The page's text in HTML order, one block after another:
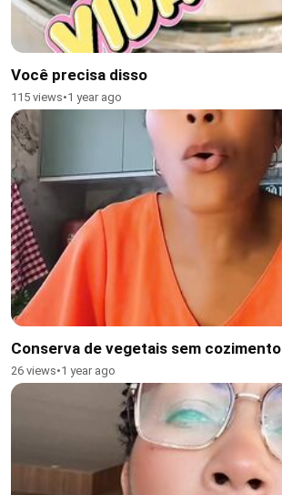
Você precisa disso
115 views•1 year ago
Conserva de vegetais sem cozimento
26 views•1 year ago